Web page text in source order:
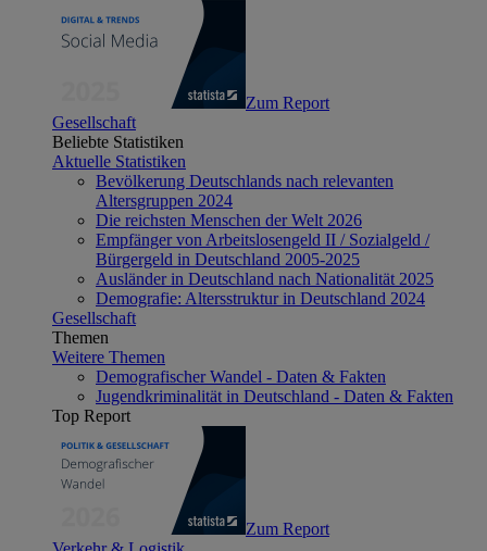
Zum Report
Gesellschaft
Beliebte Statistiken
Aktuelle Statistiken
Bevölkerung Deutschlands nach relevanten
Altersgruppen 2024
Die reichsten Menschen der Welt 2026
Empfänger von Arbeitslosengeld II / Sozialgeld /
Bürgergeld in Deutschland 2005-2025
Ausländer in Deutschland nach Nationalität 2025
Demografie: Altersstruktur in Deutschland 2024
Gesellschaft
Themen
Weitere Themen
Demografischer Wandel - Daten & Fakten
Jugendkriminalität in Deutschland - Daten & Fakten
Top Report
Zum Report